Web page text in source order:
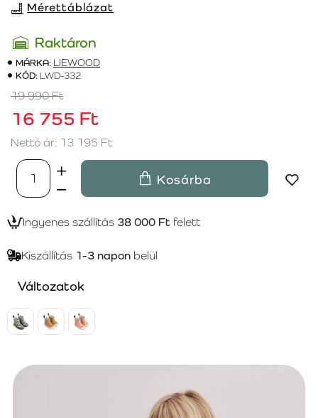
Raktáron
MÁRKA: LIEWOOD
KÓD: LWD-332
16 755 Ft
19 990 Ft
Nettó ár: 13 195 Ft
Kosárba
Mérettáblázat
Ingyenes szállítás 38 000 Ft felett
Kiszállítás 1-3 napon belül
Változatok